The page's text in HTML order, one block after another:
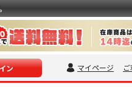
ン マイページ